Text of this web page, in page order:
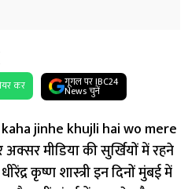
कर गूगल पर IBC24
News चुनें
jinhe khujli hai wo mere
मीडिया की सुर्खियों में रहने
कृष्ण शास्त्री इन दिनों मुंबई में